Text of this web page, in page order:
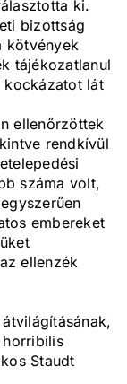
ki.
bizottság
kötvények
tájékozatlanul
kockázatot lát
ellenőrzöttek
rendkívül
száma volt,
embereket
ellenzék
Staudt